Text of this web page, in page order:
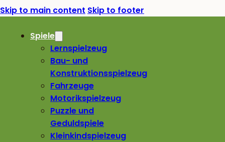
Skip to main content Skip to footer
Spiele
Lernspielzeug
Bau- und
Konstruktionsspielzeug
Fahrzeuge
Motorikspielzeug
Puzzle und
Geduldspiele
Kleinkindspielzeug